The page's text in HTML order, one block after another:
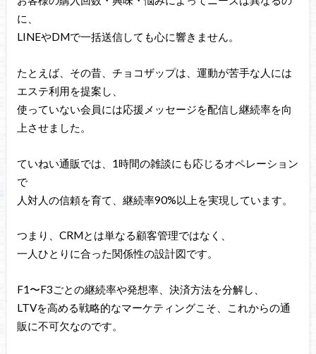
に、
LINEやDMで一括送信しても心に響きません。
たとえば、その昔、チョコザップは、運動が苦手な人には
エステ利用を提案し、
使っていない会員には応援メッセージを配信し継続率を向
上させました。
ていねい通販では、1時間の雑談にも応じるオペレーション
で
人対人の信頼を育て、継続率90%以上を実現しています。
つまり、CRMとは単なる顧客管理ではなく、
一人ひとりに合った関係性の設計図です。
F1〜F3ごとの継続率や発想率、決済方法を分解し、
LTVを高める戦略的なマーケティングこそ、これからの通
販に不可欠なのです。